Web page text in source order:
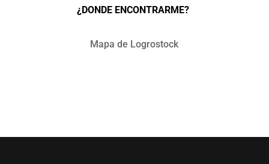
¿DONDE ENCONTRARME?
Mapa de Logrostock